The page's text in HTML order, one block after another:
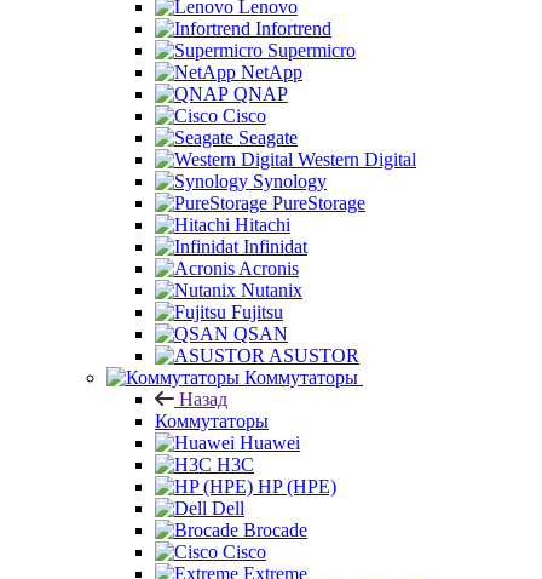
Lenovo
Infortrend
Supermicro
NetApp
QNAP
Cisco
Seagate
Western Digital
Synology
PureStorage
Hitachi
Infinidat
Acronis
Nutanix
Fujitsu
QSAN
ASUSTOR
Коммутаторы
Назад
Коммутаторы
Huawei
H3C
HP (HPE)
Dell
Brocade
Cisco
Extreme